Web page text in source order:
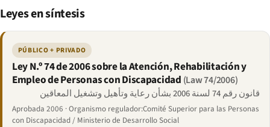
Leyes en síntesis
PÚBLICO + PRIVADO
Ley N.º 74 de 2006 sobre la Atención, Rehabilitación y
Empleo de Personas con Discapacidad (Law 74/2006)
قانون رقم 74 لسنة 2006 بشأن رعاية وتأهيل وتشغيل المعاقين
Aprobada 2006 · Organismo regulador:Comité Superior para las Personas
con Discapacidad / Ministerio de Desarrollo Social